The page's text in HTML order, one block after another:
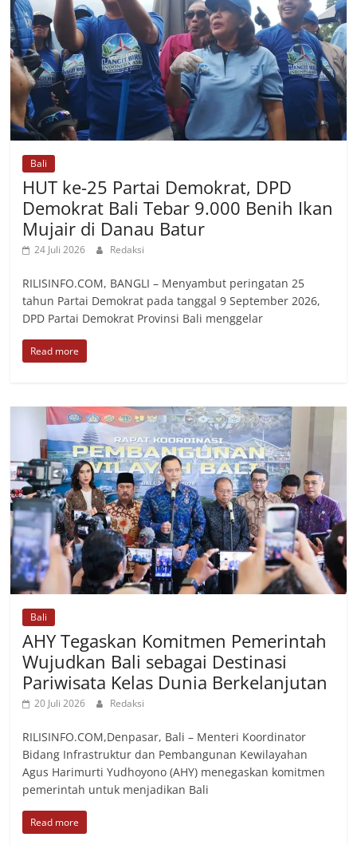
Bali
HUT ke-25 Partai Demokrat, DPD
Demokrat Bali Tebar 9.000 Benih Ikan
Mujair di Danau Batur
24 Juli 2026 Redaksi
RILISINFO.COM, BANGLI – Menyambut peringatan 25
tahun Partai Demokrat pada tanggal 9 September 2026,
DPD Partai Demokrat Provinsi Bali menggelar
Read more
Bali
AHY Tegaskan Komitmen Pemerintah
Wujudkan Bali sebagai Destinasi
Pariwisata Kelas Dunia Berkelanjutan
20 Juli 2026 Redaksi
RILISINFO.COM,Denpasar, Bali – Menteri Koordinator
Bidang Infrastruktur dan Pembangunan Kewilayahan
Agus Harimurti Yudhoyono (AHY) menegaskan komitmen
pemerintah untuk menjadikan Bali
Read more